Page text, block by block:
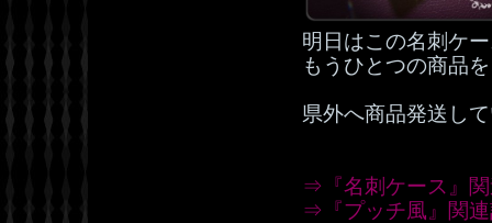
明日はこの名刺ケ
もうひとつの商品
県外へ商品発送し
⇒『名刺ケース』
⇒『プッチ風』関